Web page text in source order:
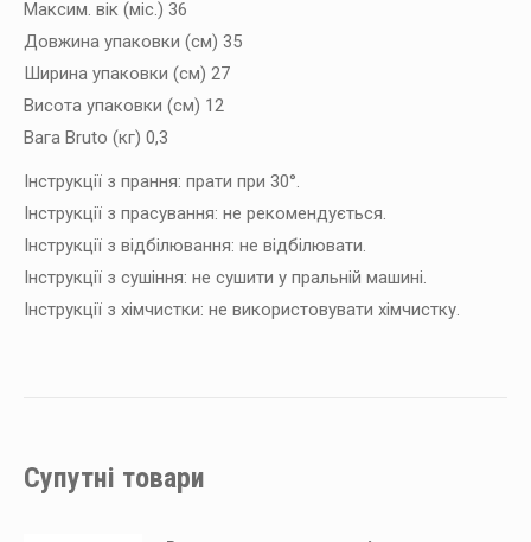
Максим. вік (міс.) 36
Довжина упаковки (см) 35
Ширина упаковки (см) 27
Висота упаковки (см) 12
Вага Bruto (кг) 0,3
Інструкції з прання: прати при 30°.
Інструкції з прасування: не рекомендується.
Інструкції з відбілювання: не відбілювати.
Інструкції з сушіння: не сушити у пральній машині.
Інструкції з хімчистки: не використовувати хімчистку.
Супутні товари